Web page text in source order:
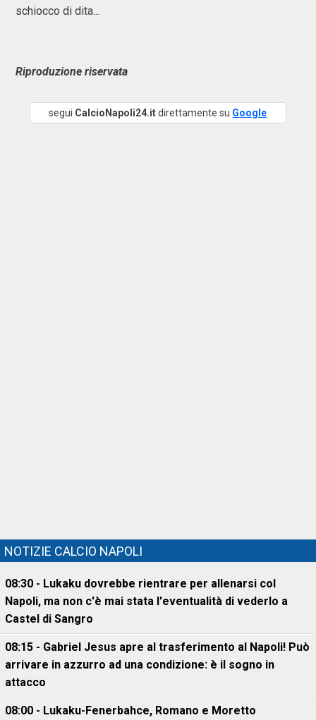
schiocco di dita...
Riproduzione riservata
segui CalcioNapoli24.itdirettamente su Google
NOTIZIE CALCIO NAPOLI
08:30 - Lukaku dovrebbe rientrare per allenarsi col
Napoli, ma non c'è mai stata l'eventualità di vederlo a
Castel di Sangro
08:15 - Gabriel Jesus apre al trasferimento al Napoli! Può
arrivare in azzurro ad una condizione: è il sogno in
attacco
08:00 - Lukaku-Fenerbahce, Romano e Moretto